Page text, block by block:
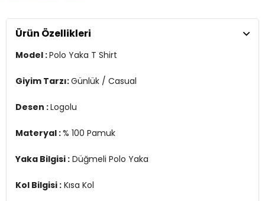
Kalıp Bilgisi :Regular Fit
Manken Ölçüsü :Boy: 1.87 cm / Göğüs: 90 cm / Bel: 73 cm / Basen
Üretim Yeri : Türkiye
Ürün Özellikleri
Model :Polo Yaka T Shirt
Giyim Tarzı:Günlük / Casual
Desen :Logolu
Materyal :% 100 Pamuk
Yaka Bilgisi : Düğmeli Polo Yaka
Kol Bilgisi : Kısa Kol